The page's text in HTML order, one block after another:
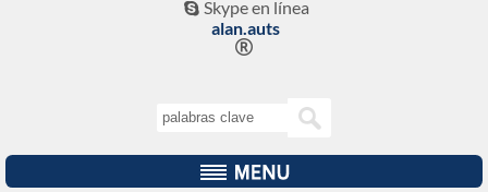
 Skype en línea
alan.auts
